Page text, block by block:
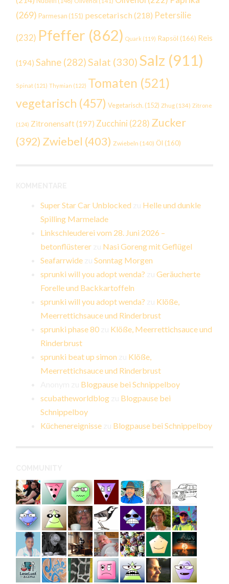
(269) Parmesan (151) pescetarisch (218) Petersilie
(232) Pfeffer (862) Quark (119) Rapsöl (166) Reis
(194) Sahne (282)Salat (330) Salz (911)
Spinat (121) Thymian (122) Tomaten (521)
vegetarisch (457) Vegetarisch. (152) Zhug (134) Zitrone
(124) Zitronensaft(197) Zucchini (228) Zucker
(392) Zwiebel (403) Zwiebeln (140) Öl (160)
Super Star Car Unblocked
Helle und dunkle
Spilling Marmelade
Linkschleuderei vom 28. Juni 2026 –
betonflüsterer
Nasi Goreng mit Geflügel
Seafarrwide zuSonntag Morgen
sprunki will you adopt wenda? zuGeräucherte
Forelle und Backkartoffeln
sprunki will you adopt wenda?
Klöße,
Meerrettichsauce und Rinderbrust
sprunki phase 80
Klöße, Meerrettichsauce und
Rinderbrust
sprunki beat up simon
Klöße,
Meerrettichsauce und Rinderbrust
Blogpause bei Schnippelboy
scubatheworldblog
Blogpause bei
Schnippelboy
Küchenereignisse
Blogpause bei Schnippelboy